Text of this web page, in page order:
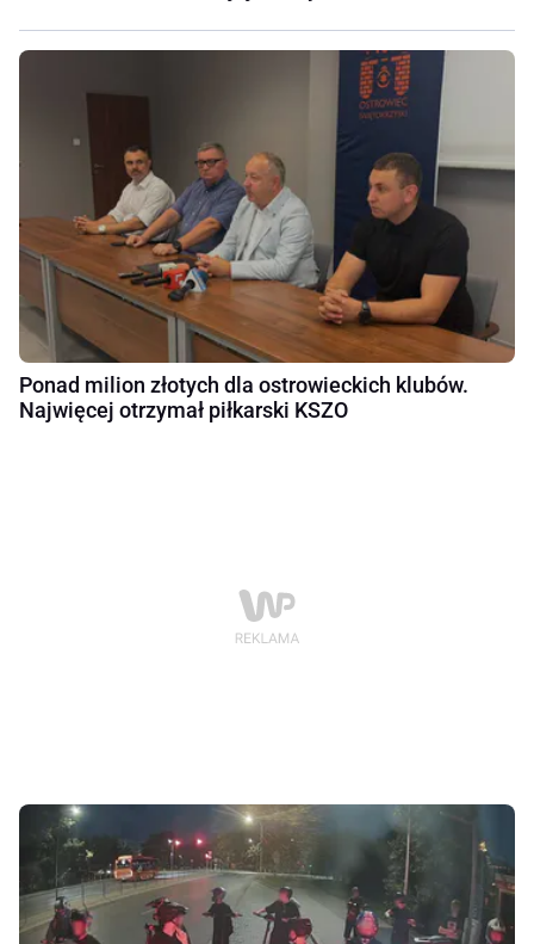
Ponad milion złotych dla ostrowieckich klubów.
Najwięcej otrzymał piłkarski KSZO